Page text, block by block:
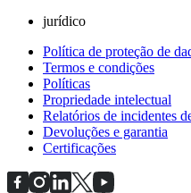
jurídico
Política de proteção de
Termos e condições
Políticas
Propriedade intelectual
Relatórios de incidentes
Devoluções e garantia
Certificações